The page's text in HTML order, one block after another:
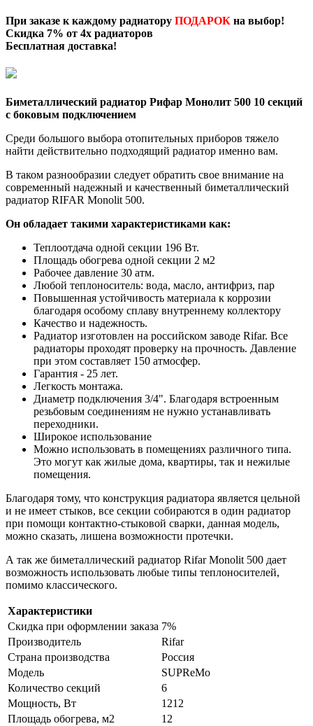
При заказе к каждому радиатору ПОДАРОК на выбор!
Скидка 7% от 4х радиаторов
Бесплатная доставка!
Биметаллический радиатор Рифар Монолит 500 10 секций
с боковым подключением
Среди большого выбора отопительных приборов тяжело
найти действительно подходящий радиатор именно вам.
В таком разнообразии следует обратить свое внимание на
современный надежный и качественный биметаллический
радиатор RIFAR Monolit 500.
Он обладает такими характеристиками как:
Теплоотдача одной секции 196 Вт.
Площадь обогрева одной секции 2 м2
Рабочее давление 30 атм.
Любой теплоноситель: вода, масло, антифриз, пар
Повышенная устойчивость материала к коррозии
благодаря особому сплаву внутреннему коллектору
Качество и надежность.
Радиатор изготовлен на российском заводе Rifar. Все
радиаторы проходят проверку на прочность. Давление
при этом составляет 150 атмосфер.
Гарантия - 25 лет.
Легкость монтажа.
Диаметр подключения 3/4". Благодаря встроенным
резьбовым соединениям не нужно устанавливать
переходники.
Широкое использование
Можно использовать в помещениях различного типа.
Это могут как жилые дома, квартиры, так и нежилые
помещения.
Благодаря тому, что конструкция радиатора является цельной
и не имеет стыков, все секции собираются в один радиатор
при помощи контактно-стыковой сварки, данная модель,
можно сказать, лишена возможности протечки.
А так же биметаллический радиатор Rifar Monolit 500 дает
возможность использовать любые типы теплоносителей,
помимо классического.
Характеристики
Скидка при оформлении заказа 7%
Производитель
Rifar
Страна производства
Россия
Модель
SUPReMo
Количество секций
6
Мощность, Вт
1212
Площадь обогрева, м2
12